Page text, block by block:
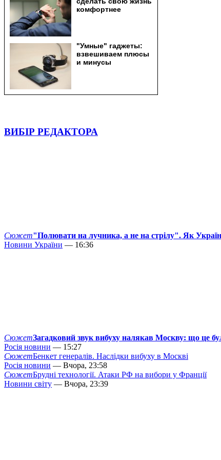
ВИБІР РЕДАКТОРА
Сюжет"Полювати на лучника, а не на стрілу". Як
Новини України — 16:36
СюжетЗагадковий звук вибуху налякав Москву: що це
Росія новини — 15:27
СюжетБенкет генералів. Наслідки вибуху в Москві
Росія новини — Вчора, 23:58
СюжетБрудні технології. Атаки РФ на вибори у Франції
Новини світу — Вчора, 23:39